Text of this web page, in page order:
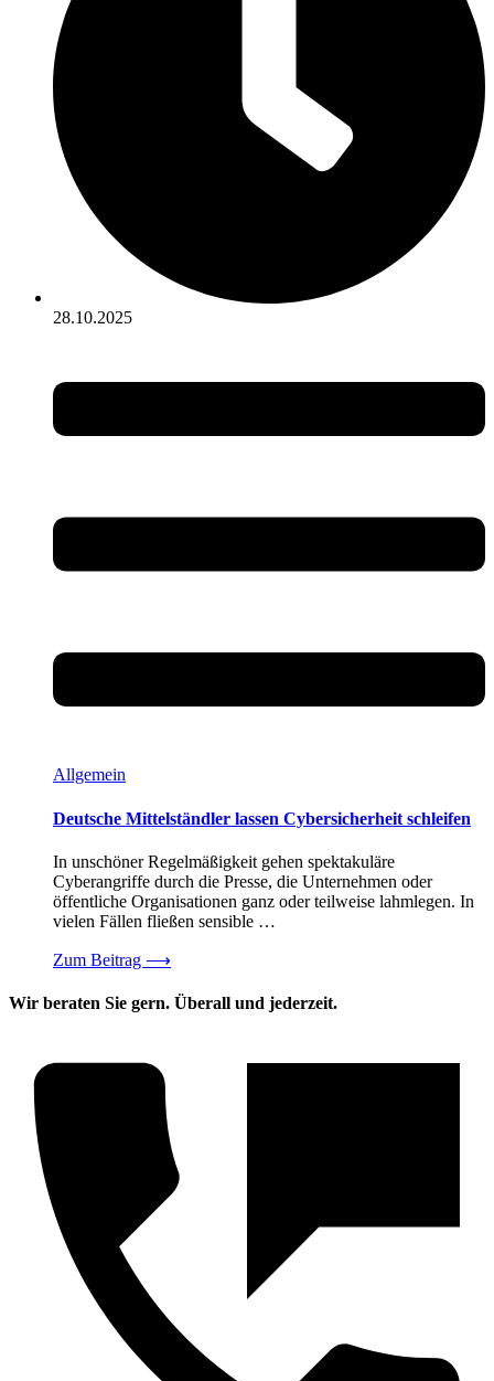
28.10.2025
Allgemein
Deutsche Mittelständler lassen Cybersicherheit schleifen
In unschöner Regelmäßigkeit gehen spektakuläre
Cyberangriffe durch die Presse, die Unternehmen oder
öffentliche Organisationen ganz oder teilweise lahmlegen. In
vielen Fällen fließen sensible …
Zum Beitrag ⟶
Wir beraten Sie gern. Überall und jederzeit.